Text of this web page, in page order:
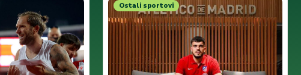
Ostali sportovi